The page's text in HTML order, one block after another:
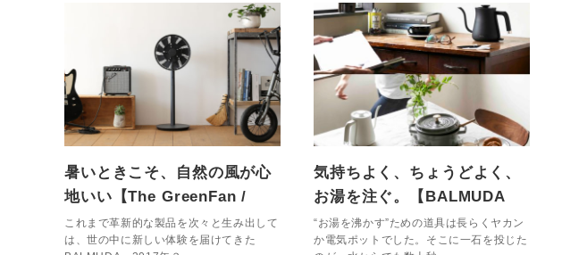
暑いときこそ、自然の風が心
地いい【The GreenFan /
BALMUDA】
これまで革新的な製品を次々と生み出して
は、世の中に新しい体験を届けてきた
気持ちよく、ちょうどよく、
お湯を注ぐ。【BALMUDA
The Pot】
“お湯を沸かす”ための道具は長らくヤカン
か電気ポットでした。そこに一石を投じた